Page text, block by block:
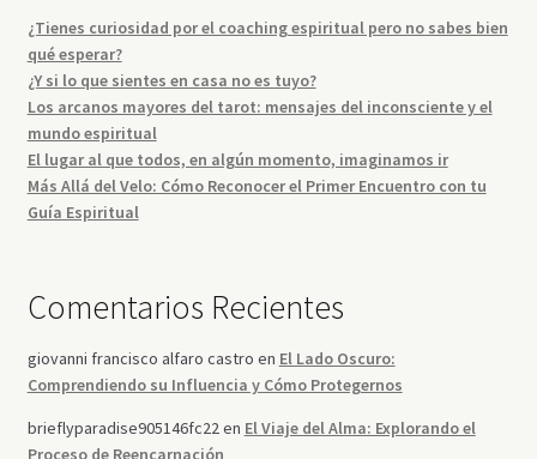
¿Tienes curiosidad por el coaching espiritual pero no sabes bien
qué esperar?
¿Y si lo que sientes en casa no es tuyo?
Los arcanos mayores del tarot: mensajes del inconsciente y el
mundo espiritual
El lugar al que todos, en algún momento, imaginamos ir
Más Allá del Velo: Cómo Reconocer el Primer Encuentro con tu
Guía Espiritual
Comentarios Recientes
giovanni francisco alfaro castro en El Lado Oscuro:
Comprendiendo su Influencia y Cómo Protegernos
brieflyparadise905146fc22en El Viaje del Alma: Explorando el